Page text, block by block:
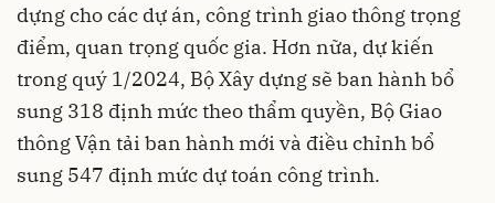
dựng cho các dự án, công trình giao thông trọng
điểm, quan trọng quốc gia. Hơn nữa, dự kiến
trong quý 1/2024, Bộ Xây dựng sẽ ban hành bổ
sung 318 định mức theo thẩm quyền, Bộ Giao
thông Vận tải ban hành mới và điều chỉnh bổ
sung 547 định mức dự toán công trình.